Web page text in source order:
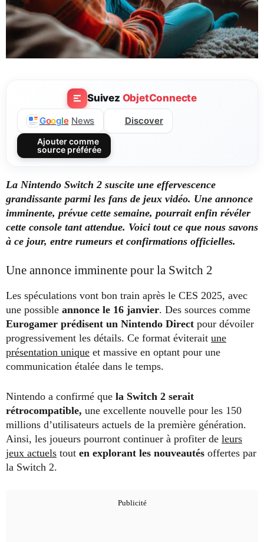
Suivez ObjetConnecte
Google News Discover
Ajouter comme
source préférée
La Nintendo Switch 2 suscite une effervescence
grandissante parmi les fans de jeux vidéo. Une annonce
imminente, prévue cette semaine, pourrait enfin révéler
cette console tant attendue. Voici tout ce que nous savons
à ce jour, entre rumeurs et confirmations officielles.
Une annonce imminente pour la Switch 2
Les spéculations vont bon train après le CES 2025, avec
une possible annonce le 16 janvier. Des sources comme
Eurogamer prédisent un Nintendo Direct pour dévoiler
progressivement les détails. Ce format éviterait une
présentation unique et massive en optant pour une
communication étalée dans le temps.
Nintendo a confirmé que la Switch 2 serait
rétrocompatible, une excellente nouvelle pour les 150
millions d’utilisateurs actuels de la première génération.
Ainsi, les joueurs pourront continuer à profiter de leurs
jeux actuels tout en explorant les nouveautés offertes par
la Switch 2.